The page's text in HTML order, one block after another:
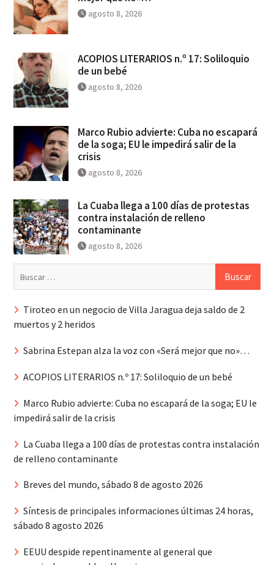
agosto 8, 2026
ACOPIOS LITERARIOS n.º 17: Soliloquio
de un bebé
agosto 8, 2026
Marco Rubio advierte: Cuba no escapará
de la soga; EU le impedirá salir de la
crisis
agosto 8, 2026
La Cuaba llega a 100 días de protestas
contra instalación de relleno
contaminante
agosto 8, 2026
Tiroteo en un negocio de Villa Jaragua deja saldo de 2
muertos y 2 heridos
Sabrina Estepan alza la voz con «Será mejor que no»…
ACOPIOS LITERARIOS n.º 17: Soliloquio de un bebé
Marco Rubio advierte: Cuba no escapará de la soga; EU le
impedirá salir de la crisis
La Cuaba llega a 100 días de protestas contra instalación
de relleno contaminante
Breves del mundo, sábado 8 de agosto 2026
Síntesis de principales informaciones últimas 24 horas,
sábado 8 agosto 2026
EEUU despide repentinamente al general que